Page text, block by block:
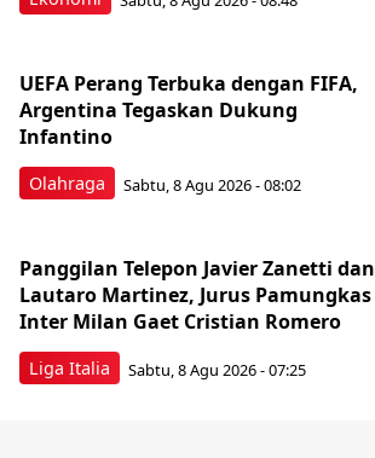
Olahraga
UEFA Perang Terbuka dengan FIFA,
Argentina Tegaskan Dukung
Infantino
Sabtu, 8 Agu 2026 - 08:02
Liga Italia
Panggilan Telepon Javier Zanetti dan
Lautaro Martinez, Jurus Pamungkas
Inter Milan Gaet Cristian Romero
Sabtu, 8 Agu 2026 - 07:25